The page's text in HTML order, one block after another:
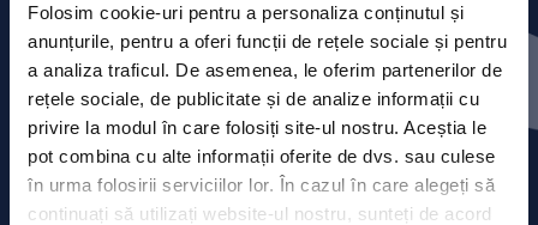
Folosim cookie-uri pentru a personaliza conținutul și
anunțurile, pentru a oferi funcții de rețele sociale și pentru
a analiza traficul. De asemenea, le oferim partenerilor de
rețele sociale, de publicitate și de analize informații cu
privire la modul în care folosiți site-ul nostru. Aceștia le
pot combina cu alte informații oferite de dvs. sau culese
în urma folosirii serviciilor lor. În cazul în care alegeți să
continuați să utilizați website-ul nostru, sunteți de acord
Press releases
Privacy Policy
Contact
Data Processing policy